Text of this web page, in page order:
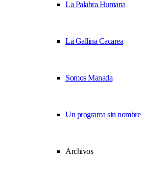
La Palabra Humana
La Gallina Cacarea
Somos Manada
Un programa sin nombre
Archivos